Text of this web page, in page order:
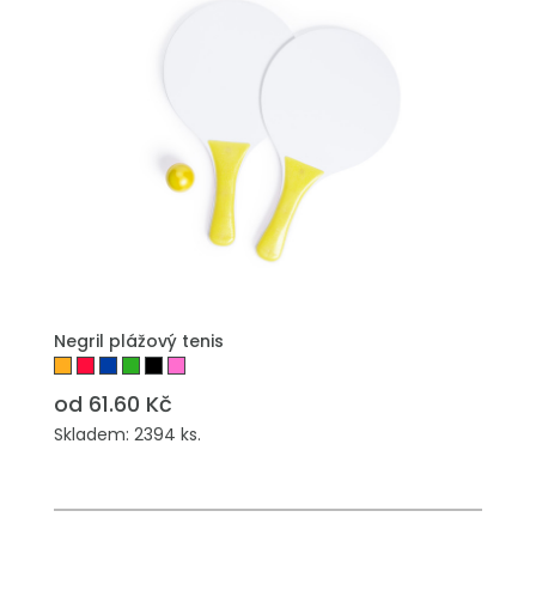
Negril plážový tenis
od 61.60 Kč
Skladem: 2394 ks.